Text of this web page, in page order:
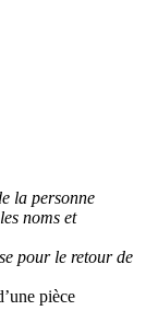
la personne
noms et
pour le retour de
pièce